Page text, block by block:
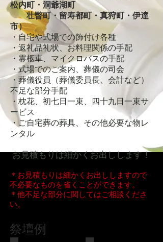
松内町・洞爺湖町
壮瞥町・留寿都町・真狩町・伊達
市）
・自宅や式場での飾付け各種
・返礼品礼状、お料理関係の手配
・霊柩車、マイクロバスの手配
・式場でのご案内、葬儀の司会
・葬儀役員（葬儀委員長、会計など）
不足な部分手配
・枕花、初七日一束、四十九日一束サ
ービス
・ご自宅葬の葬具、その他必要な物レ
ンタル
＊お見積もりは細かくお出ししますので
不必要なものを省くことができます。
＊他不足な部分に関してはご相談くださ
い。
祭壇例
お見積もりは細かくお出しします！